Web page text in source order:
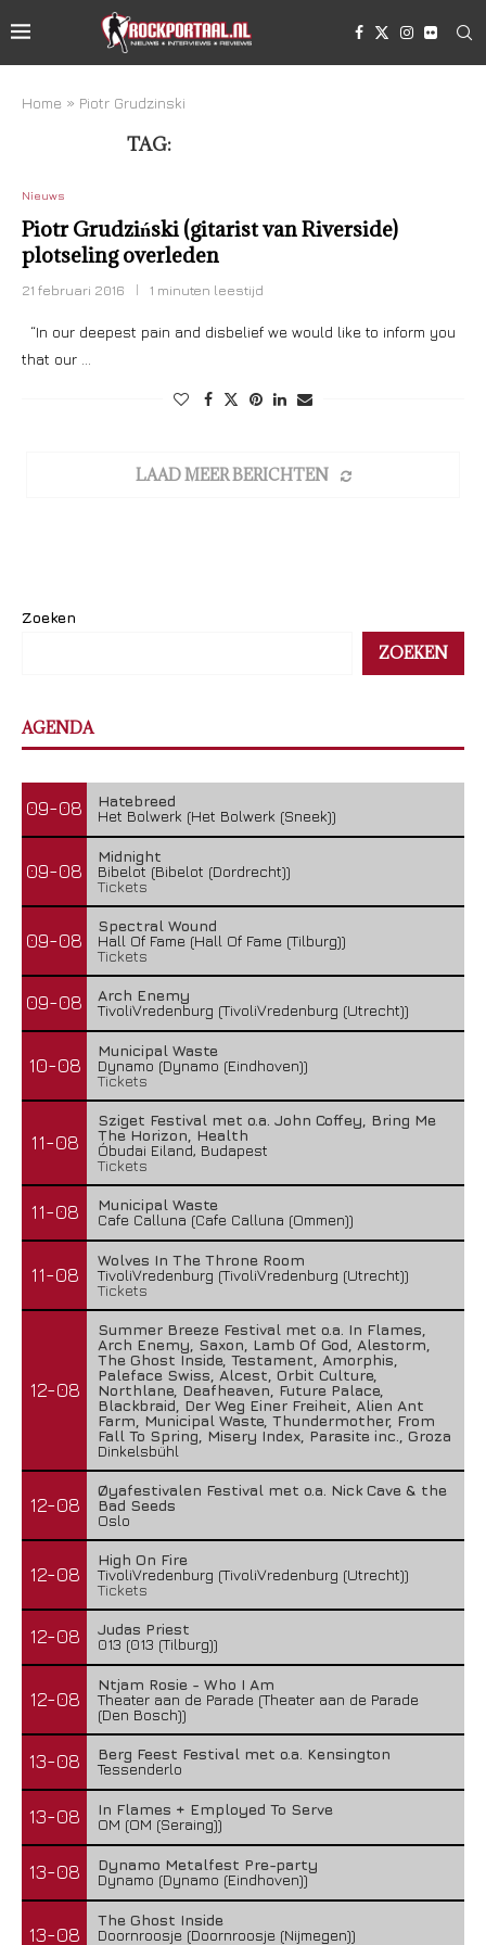
Home » Piotr Grudzinski
TAG:
Nieuws
Piotr Grudziński (gitarist van Riverside)
plotseling overleden
21 februari 2016 1 minuten leestijd
“In our deepest pain and disbelief we would like to inform you
that our …
LAAD MEER BERICHTEN
Zoeken
ZOEKEN
AGENDA
09-08
Hatebreed
Het Bolwerk (Het Bolwerk (Sneek))
09-08
Midnight
Bibelot (Bibelot (Dordrecht))
Tickets
09-08
Spectral Wound
Hall Of Fame (Hall Of Fame (Tilburg))
Tickets
09-08
Arch Enemy
TivoliVredenburg (TivoliVredenburg (Utrecht))
10-08
Municipal Waste
Dynamo (Dynamo (Eindhoven))
Tickets
11-08
Sziget Festival met o.a. John Coffey, Bring Me
The Horizon, Health
Óbudai Eiland, Budapest
Tickets
11-08
Municipal Waste
Cafe Calluna (Cafe Calluna (Ommen))
11-08
Wolves In The Throne Room
TivoliVredenburg (TivoliVredenburg (Utrecht))
Tickets
12-08
Summer Breeze Festival met o.a. In Flames,
Arch Enemy, Saxon, Lamb Of God, Alestorm,
The Ghost Inside, Testament, Amorphis,
Paleface Swiss, Alcest, Orbit Culture,
Northlane, Deafheaven, Future Palace,
Blackbraid, Der Weg Einer Freiheit, Alien Ant
Farm, Municipal Waste, Thundermother, From
Fall To Spring, Misery Index, Parasite inc., Groza
Dinkelsbühl
12-08
Øyafestivalen Festival met o.a. Nick Cave & the
Bad Seeds
Oslo
12-08
High On Fire
TivoliVredenburg (TivoliVredenburg (Utrecht))
Tickets
12-08
Judas Priest
013 (013 (Tilburg))
12-08
Ntjam Rosie - Who I Am
Theater aan de Parade (Theater aan de Parade
(Den Bosch))
13-08
Berg Feest Festival met o.a. Kensington
Tessenderlo
13-08
In Flames + Employed To Serve
OM (OM (Seraing))
13-08
Dynamo Metalfest Pre-party
Dynamo (Dynamo (Eindhoven))
13-08
The Ghost Inside
Doornroosje (Doornroosje (Nijmegen))